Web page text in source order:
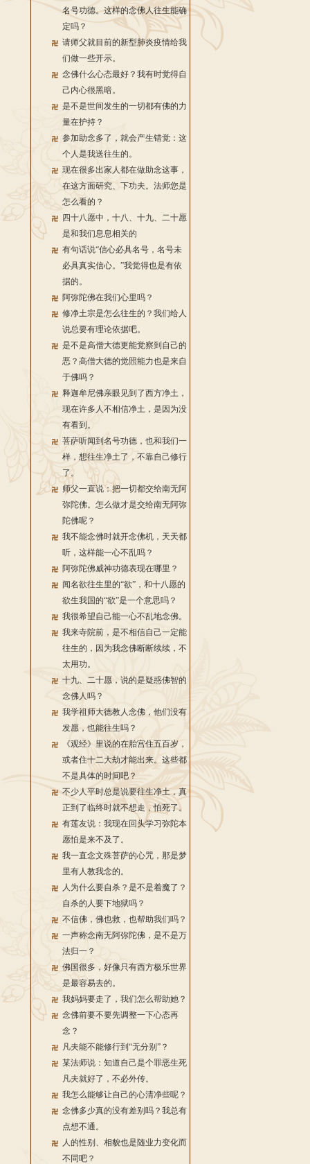
名号功德。这样的念佛人往生能确
定吗？
请师父就目前的新型肺炎疫情给我
们做一些开示。
念佛什么心态最好？我有时觉得自
己内心很黑暗。
是不是世间发生的一切都有佛的力
量在护持？
参加助念多了，就会产生错觉：这
个人是我送往生的。
现在很多出家人都在做助念这事，
在这方面研究、下功夫。法师您是
怎么看的？
四十八愿中，十八、十九、二十愿
是和我们息息相关的
有句话说“信心必具名号，名号未
必具真实信心。”我觉得也是有依
据的。
阿弥陀佛在我们心里吗？
修净土宗是怎么往生的？我们给人
说总要有理论依据吧。
是不是高僧大德更能觉察到自己的
恶？高僧大德的觉照能力也是来自
于佛吗？
释迦牟尼佛亲眼见到了西方净土，
现在许多人不相信净土，是因为没
有看到。
菩萨听闻到名号功德，也和我们一
样，想往生净土了，不靠自己修行
了。
师父一直说：把一切都交给南无阿
弥陀佛。怎么做才是交给南无阿弥
陀佛呢？
我不能念佛时就开念佛机，天天都
听，这样能一心不乱吗？
阿弥陀佛威神功德表现在哪里？
闻名欲往生里的“欲”，和十八愿的
欲生我国的“欲”是一个意思吗？
我很希望自己能一心不乱地念佛。
我来寺院前，是不相信自己一定能
往生的，因为我念佛断断续续，不
太用功。
十九、二十愿，说的是疑惑佛智的
念佛人吗？
我学祖师大德教人念佛，他们没有
发愿，也能往生吗？
《观经》里说的在胎宫住五百岁，
或者住十二大劫才能出来。这些都
不是具体的时间吧？
不少人平时总是说要往生净土，真
正到了临终时就不想走，怕死了。
有莲友说：我现在回头学习弥陀本
愿怕是来不及了。
我一直念文殊菩萨的心咒，那是梦
里有人教我念的。
人为什么要自杀？是不是着魔了？
自杀的人要下地狱吗？
不信佛，佛也救，也帮助我们吗？
一声称念南无阿弥陀佛，是不是万
法归一？
佛国很多，好像只有西方极乐世界
是最容易去的。
我妈妈要走了，我们怎么帮助她？
念佛前要不要先调整一下心态再
念？
凡夫能不能修行到“无分别”？
某法师说：知道自己是个罪恶生死
凡夫就好了，不必外传。
我怎么能够让自己的心清净些呢？
念佛多少真的没有差别吗？我总有
点想不通。
人的性别、相貌也是随业力变化而
不同吧？